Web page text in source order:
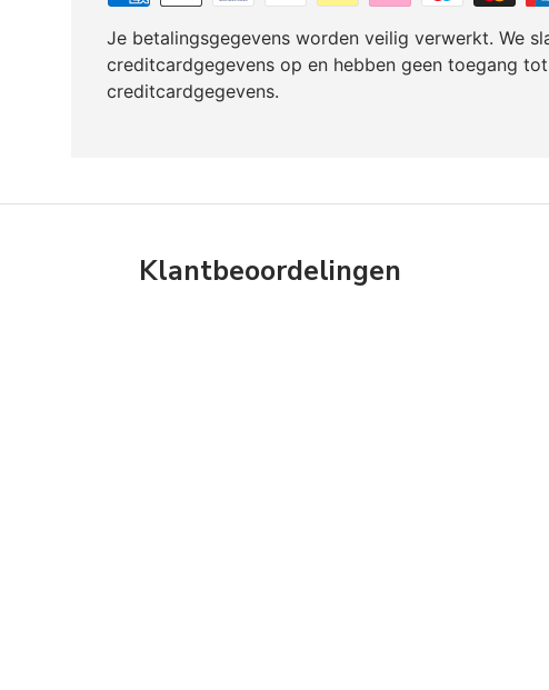
Je betalingsgegevens worden veilig verwerkt. We
creditcardgegevens op en hebben geen toegang
creditcardgegevens.
Klantbeoordelingen